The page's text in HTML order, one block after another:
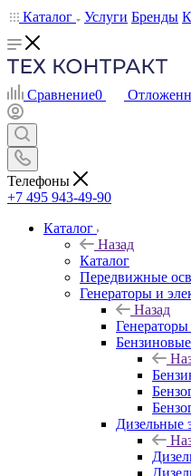
Каталог
Услуги Бренды
Сравнение0
Телефоны
+7 495 943-49-90
Каталог
Назад
Каталог
Передвижные
Генераторы и
Назад
Дизельные